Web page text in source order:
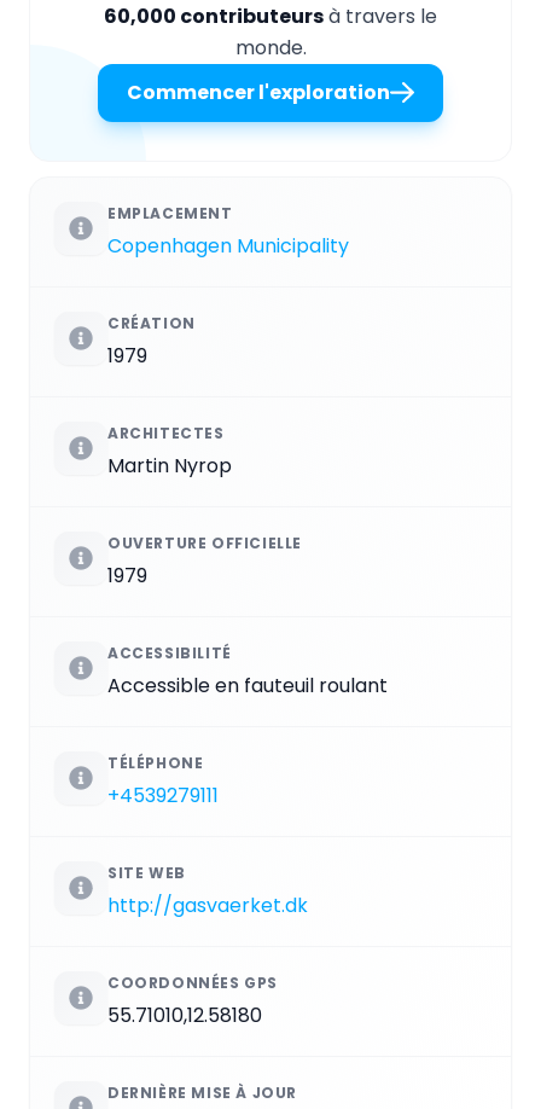
60,000 contributeursà travers le
monde.
Commencer l'exploration
EMPLACEMENT
Copenhagen Municipality
CRÉATION
1979
ARCHITECTES
Martin Nyrop
OUVERTURE OFFICIELLE
1979
ACCESSIBILITÉ
Accessible en fauteuil roulant
TÉLÉPHONE
+4539279111
SITE WEB
http://gasvaerket.dk
COORDONNÉES GPS
55.71010,12.58180
DERNIÈRE MISE À JOUR